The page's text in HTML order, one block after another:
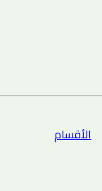
الأقسام